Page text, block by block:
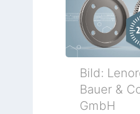
Bild:
Bauer &
GmbH